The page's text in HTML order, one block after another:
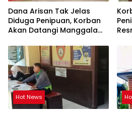
Dana Arisan Tak Jelas
Diduga Penipuan, Korban
Akan Datangi Manggala
Kepala Balai Kehutanan
Bulurokeng Turun Tangan
Hot News